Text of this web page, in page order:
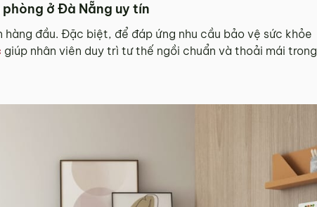
ở Đà Nẵng uy tín
đầu. Đặc biệt, để đáp ứng nhu cầu bảo vệ sức khỏe
giúp nhân viên duy trì tư thế ngồi chuẩn và thoải mái trong